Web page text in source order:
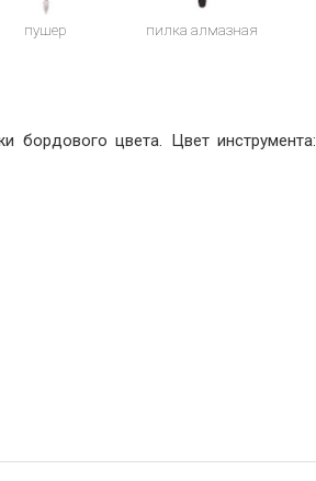
пушер пилка алмазная
бордового цвета. Цвет инструмента: